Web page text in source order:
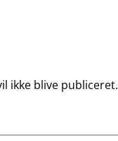
ikke blive publiceret.